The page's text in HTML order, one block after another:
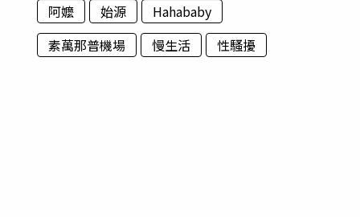
阿嬤 始源
Hahababy
素萬那普機場
慢生活 性騷擾